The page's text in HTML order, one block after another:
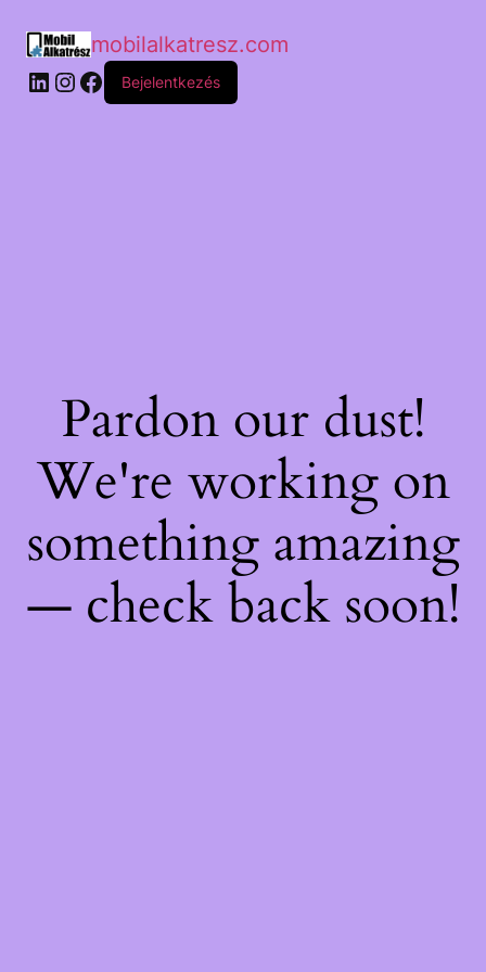
mobilalkatresz.com
Bejelentkezés
Pardon our dust!
We're working on
something amazing
— check back soon!